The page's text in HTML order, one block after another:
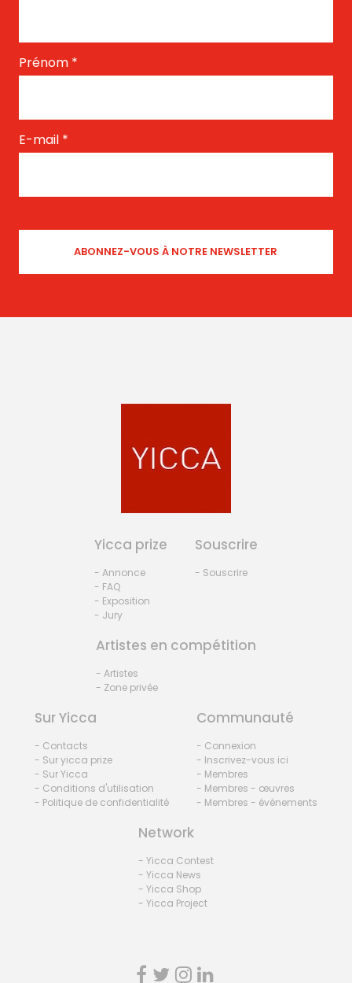
Prénom *
E-mail *
Yicca prize
- Annonce
- FAQ
- Exposition
- Jury
Souscrire
- Souscrire
Artistes en compétition
- Artistes
- Zone privée
Sur Yicca
- Contacts
- Sur yicca prize
- Sur Yicca
- Conditions d'utilisation
- Politique de confidentialité
Communauté
- Connexion
- Inscrivez-vous ici
- Membres
- Membres - œuvres
- Membres - événements
Network
- Yicca Contest
- Yicca News
- Yicca Shop
- Yicca Project